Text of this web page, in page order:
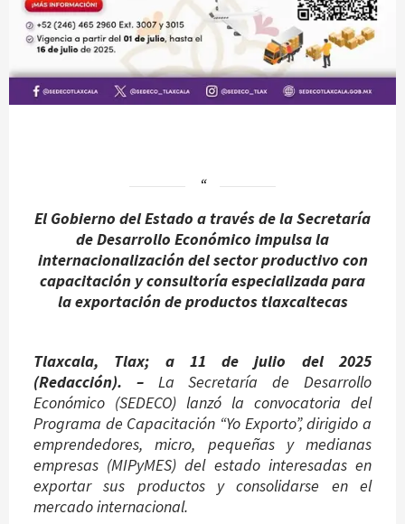
El Gobierno del Estado a través de la Secretaría
de Desarrollo Económico impulsa la
internacionalización del sector productivo con
capacitación y consultoría especializada para
la exportación de productos tlaxcaltecas
Tlaxcala, Tlax; a 11 de julio del 2025
(Redacción). – La Secretaría de Desarrollo
Económico (SEDECO) lanzó la convocatoria del
Programa de Capacitación “Yo Exporto”, dirigido a
emprendedores, micro, pequeñas y medianas
empresas (MIPyMES) del estado interesadas en
exportar sus productos y consolidarse en el
mercado internacional.